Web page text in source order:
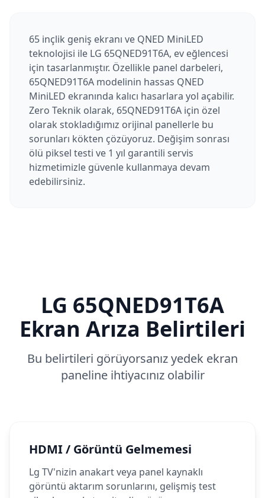
65 inçlik geniş ekranı ve QNED MiniLED
teknolojisi ile LG 65QNED91T6A, ev eğlencesi
için tasarlanmıştır. Özellikle panel darbeleri,
65QNED91T6A modelinin hassas QNED
MiniLED ekranında kalıcı hasarlara yol açabilir.
Zero Teknik olarak, 65QNED91T6A için özel
olarak stokladığımız orijinal panellerle bu
sorunları kökten çözüyoruz. Değişim sonrası
ölü piksel testi ve 1 yıl garantili servis
hizmetimizle güvenle kullanmaya devam
edebilirsiniz.
LG 65QNED91T6A
Ekran Arıza Belirtileri
Bu belirtileri görüyorsanız yedek ekran
paneline ihtiyacınız olabilir
HDMI / Görüntü Gelmemesi
Lg TV'nizin anakart veya panel kaynaklı
görüntü aktarım sorunlarını, gelişmiş test